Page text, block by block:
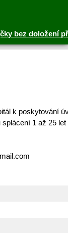
bez doložení
k poskytování
1 až 25